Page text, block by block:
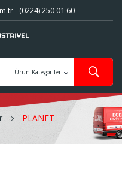
- (0224) 250 01 60
PLANET